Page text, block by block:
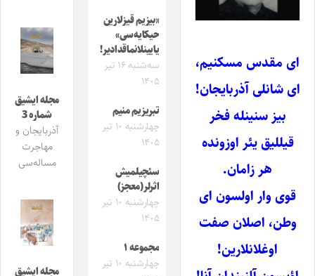
ای مقدس مسکنیم،
ای شانلی آذربایجان!
بیز سنینله فخر
قیللیق یئر اوزونده
هر زامان.
قوی وار اولسون ای
وطن، اصلان صفت
اوغلانلارین!
«بیزیم قیزلارین
حیکایه‌سی»
یایینلانماقدادیر!
سه‌شنبه ۱۶ تیر
۱۴۰۵
تبریزیم منیم
چهارشنبه ۱۰ تیر
۱۴۰۵
سئچیلمیش
اثرلر(معجز)
چهارشنبه ۱۰ تیر
۱۴۰۵
مجموعه ۱
چهارشنبه ۱۰ تیر
مجله ایشیق
شماره 3
آذربایجان و
مهاجرت
مساله‌سی
مجله ایشیق